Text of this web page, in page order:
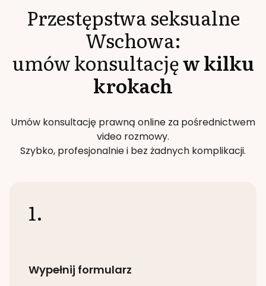
Przestępstwa seksualne
Wschowa:
umów konsultacjęw kilku
krokach
Umów konsultację prawną online za pośrednictwem
video rozmowy.
Szybko, profesjonalnie i bez żadnych komplikacji.
1.
Wypełnij formularz